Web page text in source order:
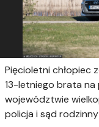
Pięcioletni chłopiec
13-letniego brata
województwie
policja i sąd